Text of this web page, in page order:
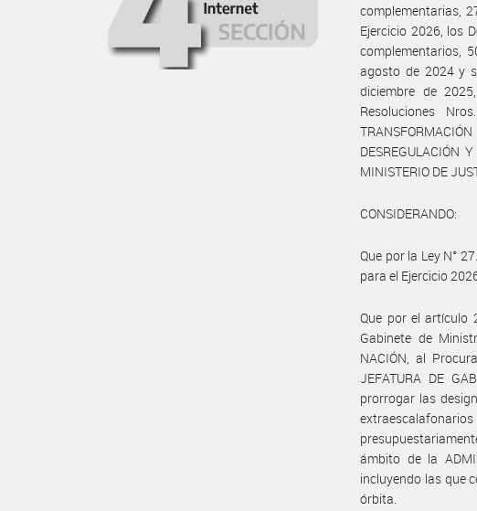
complementarias,
Ejercicio 2026, los
complementarios,
agosto de 2024 y
diciembre de
Resoluciones
DESREGULACIÓN
MINISTERIO DE
CONSIDERANDO:
Que por la Ley N°
para el Ejercicio
Que por el artículo
Gabinete de
NACIÓN, al
JEFATURA DE
prorrogar las
extraescalafonarios
ámbito de la
incluyendo las que
órbita.